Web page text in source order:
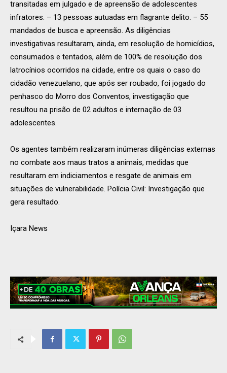
transitadas em julgado e de apreensão de adolescentes
infratores. – 13 pessoas autuadas em flagrante delito. – 55
mandados de busca e apreensão. As diligências
investigativas resultaram, ainda, em resolução de homicídios,
consumados e tentados, além de 100% de resolução dos
latrocínios ocorridos na cidade, entre os quais o caso do
cidadão venezuelano, que após ser roubado, foi jogado do
penhasco do Morro dos Conventos, investigação que
resultou na prisão de 02 adultos e internação de 03
adolescentes.
Os agentes também realizaram inúmeras diligências externas
no combate aos maus tratos a animais, medidas que
resultaram em indiciamentos e resgate de animais em
situações de vulnerabilidade. Polícia Civil: Investigação que
gera resultado.
Içara News